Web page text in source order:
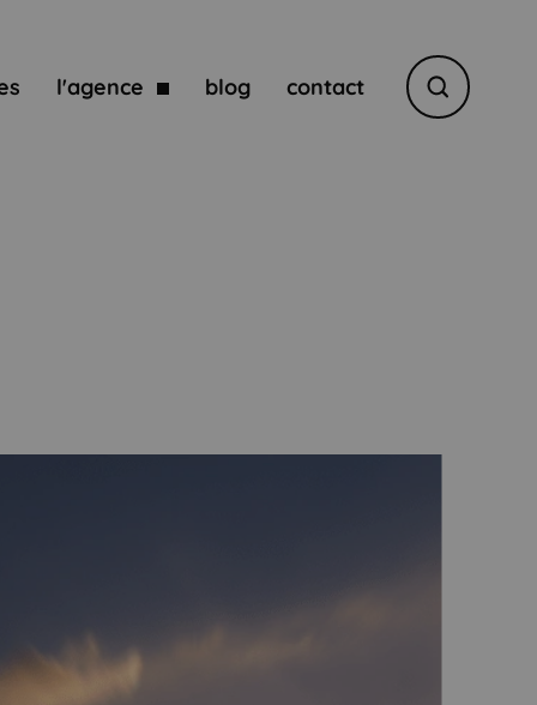
l'agence blog contact